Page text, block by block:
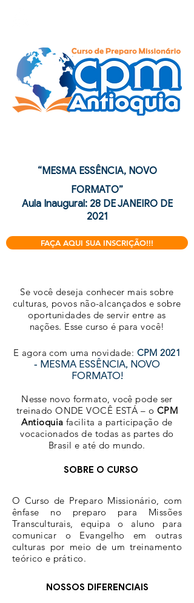
“MESMA ESSÊNCIA, NOVO
FORMATO”
Aula Inaugural: 28 DE JANEIRO DE
2021
FAÇA AQUI SUA INSCRIÇÃO!!!
Se você deseja conhecer mais sobre
culturas, povos não-alcançados e sobre
oportunidades de servir entre as
nações. Esse curso é para você!
E agora com uma novidade: CPM 2021
- MESMA ESSÊNCIA, NOVO
FORMATO!
Nesse novo formato, você pode ser
treinado ONDE VOCÊ ESTÁ – o CPM
Antioquia facilita a participação de
vocacionados de todas as partes do
Brasil e até do mundo.
SOBRE O CURSO
O Curso de Preparo Missionário, com
ênfase no preparo para Missões
Transculturais, equipa o aluno para
comunicar o Evangelho em outras
culturas por meio de um treinamento
teórico e prático.
NOSSOS DIFERENCIAIS